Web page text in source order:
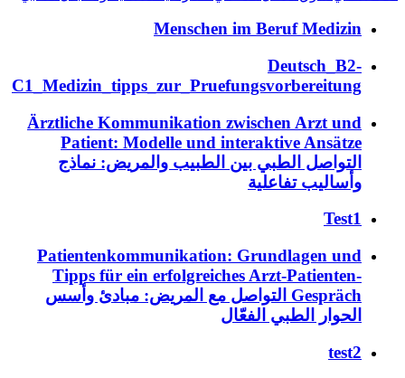
Menschen im Beruf Medizin
Deutsch_B2-
C1_Medizin_tipps_zur_Pruefungsvorbereitung
Ärztliche Kommunikation zwischen Arzt und
Patient: Modelle und interaktive Ansätze
التواصل الطبي بين الطبيب والمريض: نماذج
وأساليب تفاعلية
Test1
Patientenkommunikation: Grundlagen und
Tipps für ein erfolgreiches Arzt-Patienten-
Gespräch التواصل مع المريض: مبادئ وأسس
الحوار الطبي الفعّال
test2